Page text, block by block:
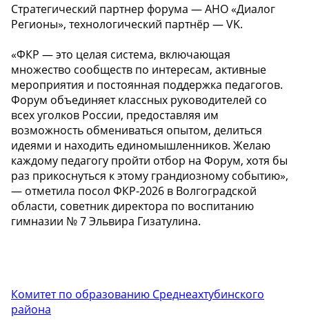
Стратегический партнер форума — АНО «Диалог
Регионы», технологический партнёр — VK.
«ФКР — это целая система, включающая
множество сообществ по интересам, активные
мероприятия и постоянная поддержка педагогов.
Форум объединяет классных руководителей со
всех уголков России, предоставляя им
возможность обмениваться опытом, делиться
идеями и находить единомышленников. Желаю
каждому педагогу пройти отбор на Форум, хотя бы
раз прикоснуться к этому грандиозному событию»,
— отметила посол ФКР-2026 в Волгоградской
области, советник директора по воспитанию
гимназии № 7 Эльвира Гизатулина.
Комитет по образованию Среднеахтубинского
района